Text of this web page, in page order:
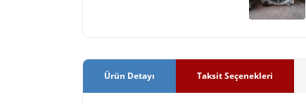
Ürün Detayı Taksit Seçenekleri